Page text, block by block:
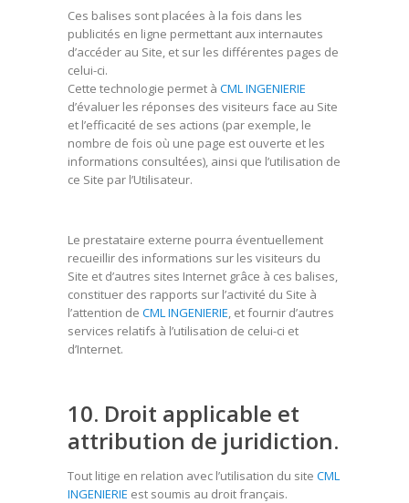
Ces balises sont placées à la fois dans les
publicités en ligne permettant aux internautes
d’accéder au Site, et sur les différentes pages de
celui-ci.
Cette technologie permet à CML INGENIERIE
d’évaluer les réponses des visiteurs face au Site
et l’efficacité de ses actions (par exemple, le
nombre de fois où une page est ouverte et les
informations consultées), ainsi que l’utilisation de
ce Site par l’Utilisateur.
Le prestataire externe pourra éventuellement
recueillir des informations sur les visiteurs du
Site et d’autres sites Internet grâce à ces balises,
constituer des rapports sur l’activité du Site à
l’attention de CML INGENIERIE, et fournir d’autres
services relatifs à l’utilisation de celui-ci et
d’Internet.
10. Droit applicable et
attribution de juridiction.
Tout litige en relation avec l’utilisation du site CML
INGENIERIE est soumis au droit français.